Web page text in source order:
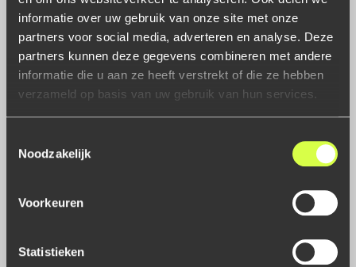
informatie over uw gebruik van onze site met onze
partners voor social media, adverteren en analyse. Deze
partners kunnen deze gegevens combineren met andere
informatie die u aan ze heeft verstrekt of die ze hebben
verzameld op basis van uw gebruik van hun services.
Noodzakelijk
Voorkeuren
Statistieken
Verkoop
Met de ModuleAutoverkoophoud je volledige grip op
je showroom en autovoorraadlijst.
auto-offertes, -orders en -facturen aanmaken
uitgebreide real-time statistieken van de verkoop
dossieropbouw van ingekochte en verkochte